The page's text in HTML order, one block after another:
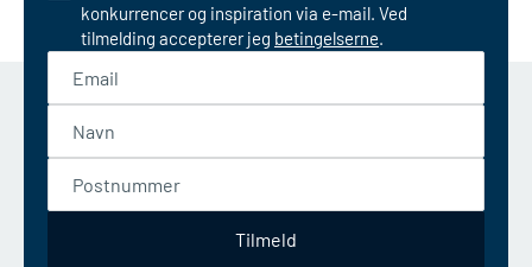
konkurrencer og inspiration via e-mail. Ved
tilmelding accepterer jeg betingelserne.
Tilmeld